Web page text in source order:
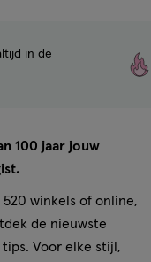
in de
100 jaar jouw
winkels of online,
de nieuwste
Voor elke stijl,